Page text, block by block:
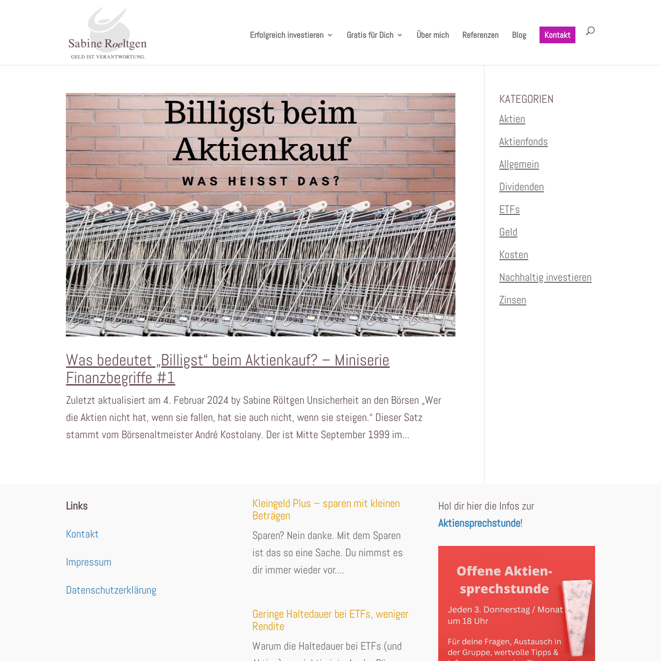
Erfolgreich investieren Gratis für Dich Über mich Referenzen Blog Kontakt
Was bedeutet „Billigst“ beim Aktienkauf? – Miniserie
Finanzbegriffe #1
Zuletzt aktualisiert am 4. Februar 2024 by Sabine Röltgen Unsicherheit an den Börsen „Wer
die Aktien nicht hat, wenn sie fallen, hat sie auch nicht, wenn sie steigen.“ Dieser Satz
stammt vom Börsenaltmeister André Kostolany. Der ist Mitte September 1999 im...
KATEGORIEN
Aktien
Aktienfonds
Allgemein
Dividenden
ETFs
Geld
Kosten
Nachhaltig investieren
Zinsen
Links
Kontakt
Impressum
Datenschutzerklärung
Kleingeld Plus – sparen mit kleinen
Beträgen
Sparen? Nein danke. Mit dem Sparen
ist das so eine Sache. Du nimmst es
dir immer wieder vor....
Geringe Haltedauer bei ETFs, weniger
Rendite
Warum die Haltedauer bei ETFs (und
Hol dir hier die Infos zur
Aktiensprechstunde!